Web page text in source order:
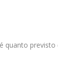
quanto previsto